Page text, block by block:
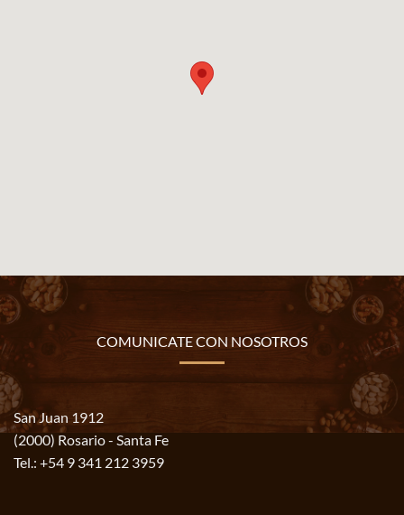
COMUNICATE CON NOSOTROS
San Juan 1912
(2000) Rosario - Santa Fe
Tel.: +54 9 341 212 3959